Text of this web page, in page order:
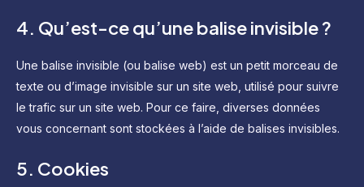
4. Qu’est-ce qu’une balise invisible ?
Une balise invisible (ou balise web) est un petit morceau de
texte ou d’image invisible sur un site web, utilisé pour suivre
le trafic sur un site web. Pour ce faire, diverses données
vous concernant sont stockées à l’aide de balises invisibles.
5. Cookies